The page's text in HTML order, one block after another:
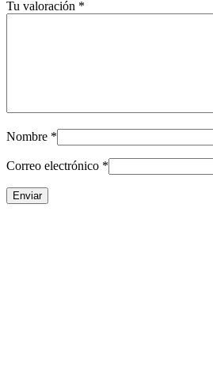
Tu valoración *
Nombre *
Correo electrónico *